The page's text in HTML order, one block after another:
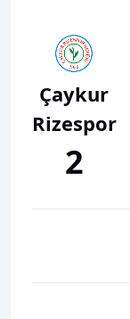
Çaykur
Rizespor
2